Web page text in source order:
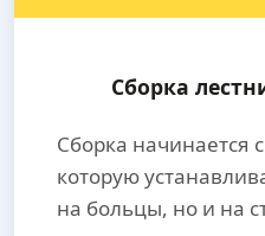
Сборка
Сборка начинается
которую
на больцы, но и на